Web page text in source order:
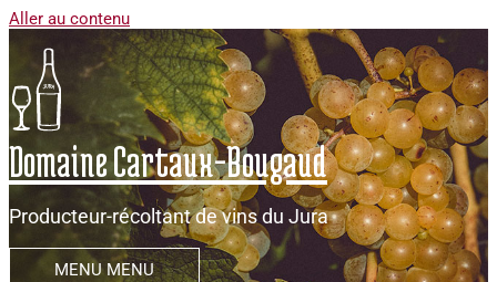
Aller au contenu
Domaine Cartaux-Bougaud
Producteur-récoltant de vins du Jura
MENU MENU